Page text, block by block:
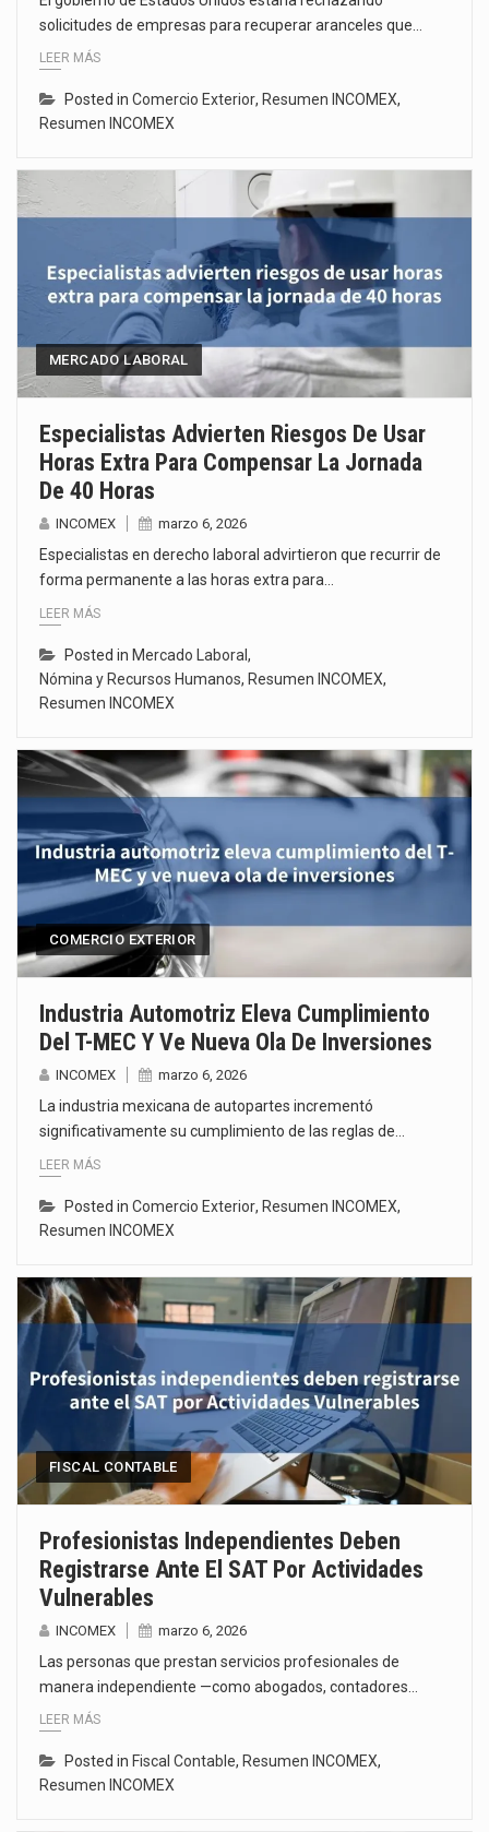
solicitudes de empresas para recuperar aranceles que…
LEER MÁS
Posted in Comercio Exterior, Resumen INCOMEX,
Resumen INCOMEX
MERCADO LABORAL
Especialistas Advierten Riesgos De Usar
Horas Extra Para Compensar La Jornada
De 40 Horas
INCOMEX marzo 6, 2026
Especialistas en derecho laboral advirtieron que recurrir de
forma permanente a las horas extra para…
LEER MÁS
Posted in Mercado Laboral ,
Nómina y Recursos Humanos, Resumen INCOMEX,
Resumen INCOMEX
COMERCIO EXTERIOR
Industria Automotriz Eleva Cumplimiento
Del T-MEC Y Ve Nueva Ola De Inversiones
INCOMEX marzo 6, 2026
La industria mexicana de autopartes incrementó
significativamente su cumplimiento de las reglas de…
LEER MÁS
Posted in Comercio Exterior, Resumen INCOMEX,
Resumen INCOMEX
FISCAL CONTABLE
Profesionistas Independientes Deben
Registrarse Ante El SAT Por Actividades
Vulnerables
INCOMEX marzo 6, 2026
Las personas que prestan servicios profesionales de
manera independiente —como abogados, contadores…
LEER MÁS
Posted in Fiscal Contable, Resumen INCOMEX,
Resumen INCOMEX